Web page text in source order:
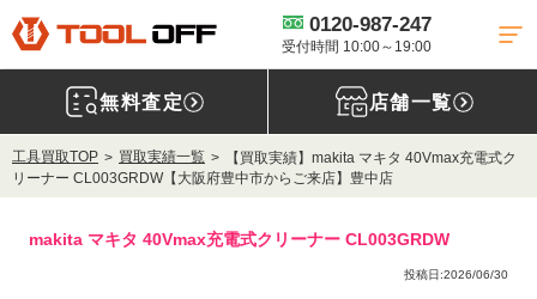
0120-987-247
受付時間 10:00～19:00
無料査定 店舗一覧
工具買取TOP 買取実績一覧
【買取実績】makita マキタ 40Vmax充電式ク
リーナー CL003GRDW【大阪府豊中市からご来店】豊中店
makita マキタ 40Vmax充電式クリーナー CL003GRDW
投稿日:2026/06/30